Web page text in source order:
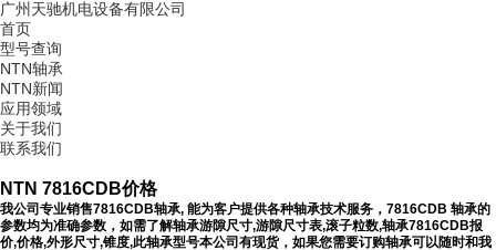
广州天驰机电设备有限公司
首页
型号查询
NTN轴承
NTN新闻
应用领域
关于我们
联系我们
NTN 7816CDB价格
我公司专业销售7816CDB轴承, 能为客户提供各种轴承技术服务，7816CDB 轴承的
参数均为准确参数，如需了解轴承游隙尺寸,游隙尺寸表,滚子粒数,轴承7816CDB报
价,价格,外形尺寸,锥度,此轴承型号本公司有现货，如果您需要订购轴承可以随时和我